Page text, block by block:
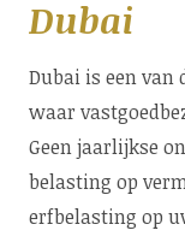
Dubai
Dubai is een van
waar
Geen jaarlijkse
belasting op
erfbelasting op